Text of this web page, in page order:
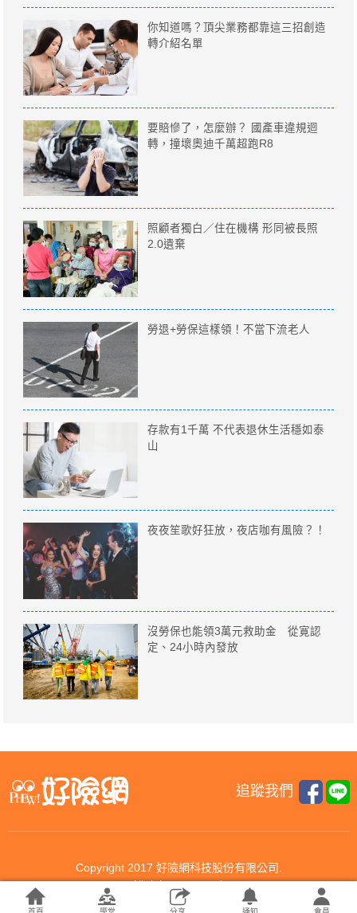
你知道嗎？頂尖業務都靠這三招創造
轉介紹名單
要賠慘了，怎麼辦？ 國產車違規迴
轉，撞壞奧迪千萬超跑R8
照顧者獨白／住在機構 形同被長照
2.0遺棄
勞退+勞保這樣領！不當下流老人
存款有1千萬 不代表退休生活穩如泰
山
夜夜笙歌好狂放，夜店咖有風險？！
沒勞保也能領3萬元救助金 從寛認
定、24小時內發放
追蹤我們
Copyright 2017 好險網科技股份有限公司.
All rights reserved.